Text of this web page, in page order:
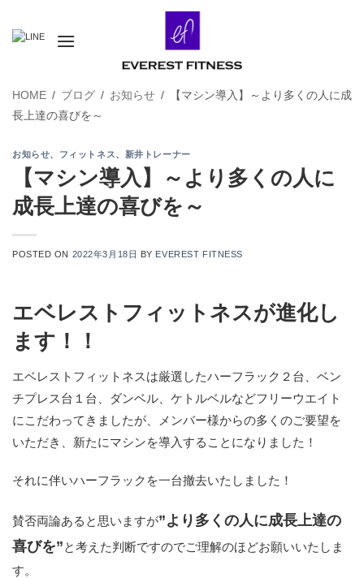
HOME / ブログ / お知らせ /
【マシン導入】～より多くの人に成
長上達の喜びを～
お知らせ、 フィットネス、 新井トレーナー
【マシン導入】～より多くの人に
成長上達の喜びを～
POSTED ON 2022年3月18日 BY EVEREST FITNESS
エベレストフィットネスが進化し
ます！！
エベレストフィットネスは厳選したハーフラック２台、ベン
チプレス台１台、ダンベル、ケトルベルなどフリーウエイト
にこだわってきましたが、メンバー様からの多くのご要望を
いただき、新たにマシンを導入することになりました！
それに伴いハーフラックを一台撤去いたしました！
賛否両論あると思いますが”より多くの人に成長上達の
喜びを”と考えた判断ですのでご理解のほどお願いいたしま
す。